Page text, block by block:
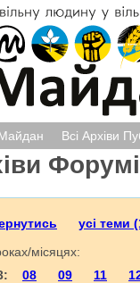
Всі Архіви
усі теми
місяцях:
08 09 11